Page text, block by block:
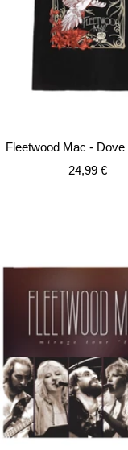
Fleetwood Mac - Dove
24,99 €